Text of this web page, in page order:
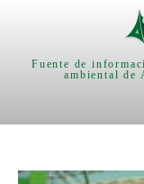
Fuente de
ambiental de